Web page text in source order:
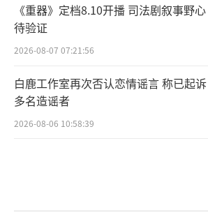
《重器》定档8.10开播 司法剧叙事野心
待验证
2026-08-07 07:21:56
白鹿工作室再次否认恋情谣言 称已起诉
多名造谣者
2026-08-06 10:58:39